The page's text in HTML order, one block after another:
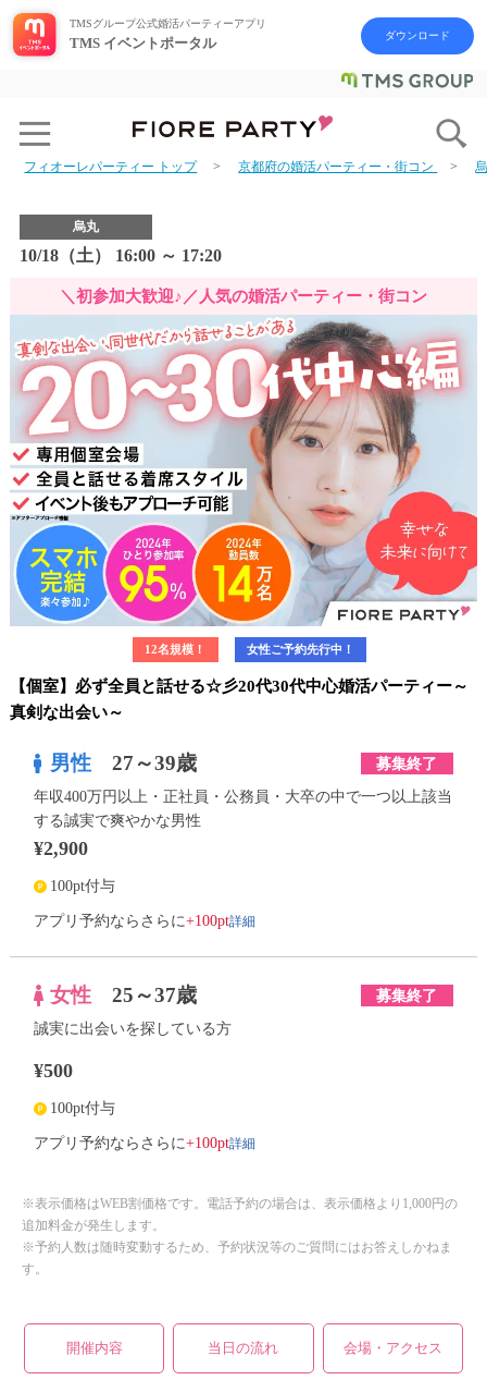
TMSグループ公式婚活パーティーアプリ
TMS イベントポータル ダウンロード
フィオーレパーティー トップ 京都府の婚活パーティー・街コン
烏丸
10/18（土） 16:00 ～ 17:20
＼初参加大歓迎♪／人気の婚活パーティー・街コン
12名規模！ 女性ご予約先行中！
【個室】必ず全員と話せる☆彡20代30代中心婚活パーティー～
真剣な出会い～
男性 27～39歳 募集終了
年収400万円以上・正社員・公務員・大卒の中で一つ以上該当
する誠実で爽やかな男性
¥2,900
100pt付与
アプリ予約ならさらに+100pt詳細
女性 25～37歳 募集終了
誠実に出会いを探している方
¥500
100pt付与
アプリ予約ならさらに+100pt詳細
※表示価格はWEB割価格です。電話予約の場合は、表示価格より1,000円の
追加料金が発生します。
※予約人数は随時変動するため、予約状況等のご質問にはお答えしかねま
す。
開催内容 当日の流れ 会場・アクセス